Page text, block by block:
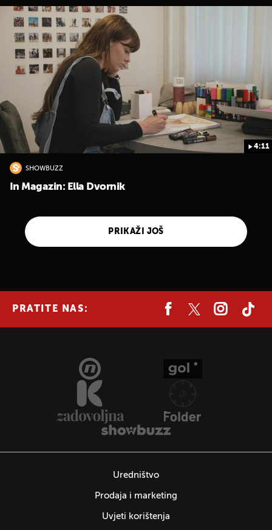
4:11
SHOWBUZZ
In Magazin: Ella Dvornik
PRIKAŽI JOŠ
PRATITE NAS:
Uredništvo
Prodaja i marketing
Uvjeti korištenja